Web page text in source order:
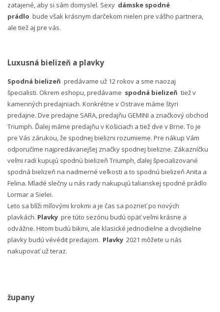
zatajené, aby si sám domyslel. Sexy dámske spodné
prádlo bude však krásnym darčekom nielen pre vášho partnera,
ale tiež aj pre vás.
Luxusná bielizeň a plavky
Spodná bielizeň predávame už 12 rokov a sme naozaj
špecialisti. Okrem eshopu, predávame spodná bielizeň tiež v
kamenných predajniach. Konkrétne v Ostrave máme štyri
predajne. Dve predajne SARA, predajňu GEMINI a značkový obchod
Triumph. Ďalej máme predajňu v Košiciach a tiež dve v Brne. To je
pre Vás zárukou, že spodnej bielizni rozumieme. Pre nákup Vám
odporučíme najpredávanejšej značky spodnej bielizne. Zákazníčku
veľmi radi kupujú spodnú bielizeň Triumph, ďalej špecializované
spodná bielizeň na nadmerné veľkosti a to spodnú bielizeň Anita a
Felina. Mladé slečny u nás rady nakupujú talianskej spodné prádlo
Lormar a Sielei.
Leto sa blíži míľovými krokmi a je čas sa pozrieť po nových
plavkách. Plavky pre túto sezónu budú opäť veľmi krásne a
odvážne. Hitom budú bikini, ale klasické jednodielne a dvojdielne
plavky budú vévédit predajom. Plavky 2021 môžete u nás
nakupovať už teraz.
župany